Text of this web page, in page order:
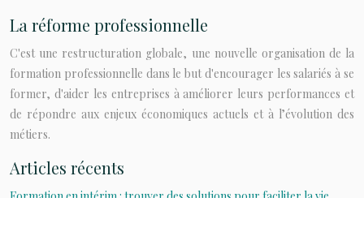
La réforme professionnelle
C'est une restructuration globale, une nouvelle organisation de la
formation professionnelle dans le but d'encourager les salariés à se
former, d'aider les entreprises à améliorer leurs performances et
de répondre aux enjeux économiques actuels et à l’évolution des
métiers.
Articles récents
Formation en intérim : trouver des solutions pour faciliter la vie